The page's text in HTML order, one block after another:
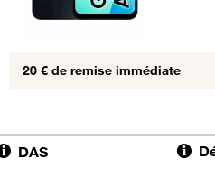
20 € de remise immédiate
DAS